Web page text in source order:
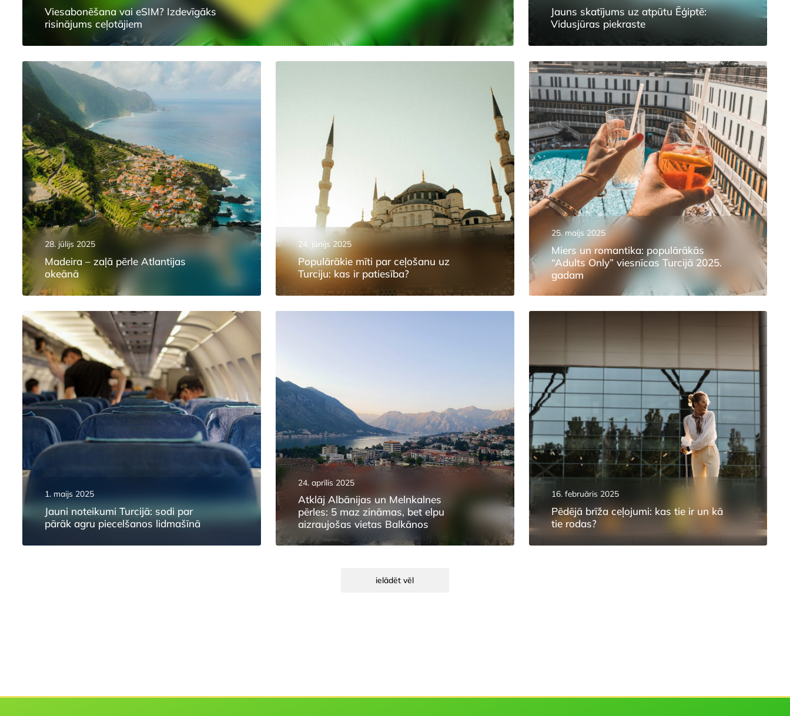
Viesabonēšana vai eSIM? Izdevīgāks
risinājums ceļotājiem
Jauns skatījums uz atpūtu Ēģiptē:
Vidusjūras piekraste
28. jūlijs 2025
Madeira – zaļā pērle Atlantijas
okeānā
24. jūnijs 2025
Populārākie mīti par ceļošanu uz
Turciju: kas ir patiesība?
25. maijs 2025
Miers un romantika: populārākās
“Adults Only” viesnīcas Turcijā 2025.
gadam
1. maijs 2025
Jauni noteikumi Turcijā: sodi par
pārāk agru piecelšanos lidmašīnā
24. aprīlis 2025
Atklāj Albānijas un Melnkalnes
pērles: 5 maz zināmas, bet elpu
aizraujošas vietas Balkānos
16. februāris 2025
Pēdējā brīža ceļojumi: kas tie ir un kā
tie rodas?
ielādēt vēl